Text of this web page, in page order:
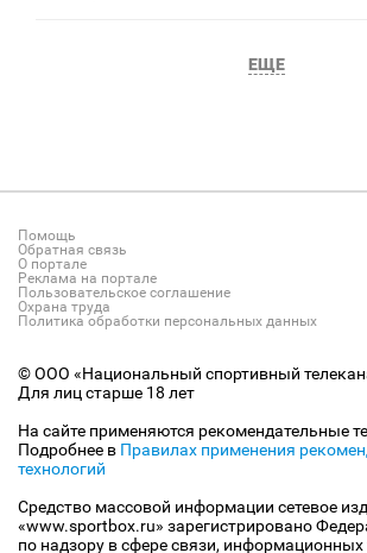
ЕЩЕ
Помощь
Обратная связь
О портале
Реклама на портале
Пользовательское соглашение
Охрана труда
Политика обработки персональных данных
© ООО «Национальный спортивный
Для лиц старше 18 лет
На сайте применяются рекомендательные
Подробнее в Правилах применения
технологий
Средство массовой информации сетевое
«www.sportbox.ru» зарегистрировано
по надзору в сфере связи, информационных